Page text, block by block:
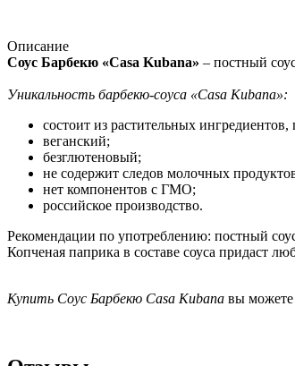
Описание
Соус Барбекю «Casa Kubana» – постный
Уникальность барбекю-соуса «Casa Kubana»:
состоит из растительных
веганский;
безглютеновый;
не содержит следов молочных
нет компонентов с ГМО;
российское производство.
Рекомендации по употреблению: постный
Копченая паприка в составе соуса придаст
Купить Соус Барбекю Casa Kubana вы